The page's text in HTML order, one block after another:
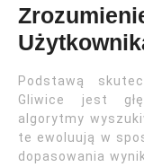
Podstawą
Gliwice jest
algorytmy
te ewoluują w
dopasowania